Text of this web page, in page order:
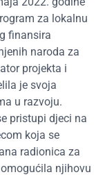
za lokalnu
finansira
naroda za
projekta i
je svoja
u razvoju.
pristupi djeci na
koja se
radionica za
njihovu